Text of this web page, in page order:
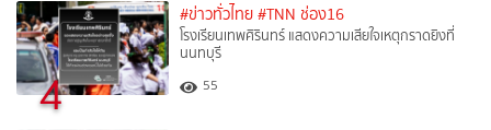
4
#ข่าวทั่วไทย #TNN ช่อง16
โรงเรียนเทพศิรินทร์ แสดงความเสียใจเหตุกราดยิงที่
นนทบุรี
55